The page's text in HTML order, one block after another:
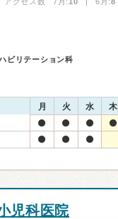
ビリテーション科
月 火 水 木
児科医院